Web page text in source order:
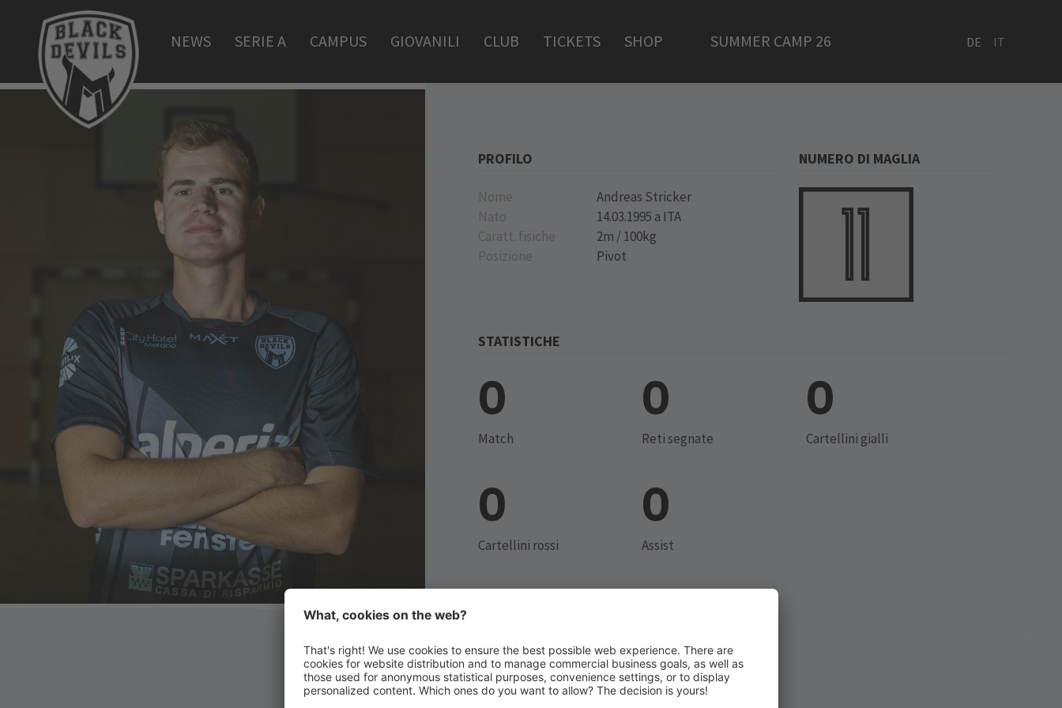
NEWS SERIE A CAMPUS GIOVANILI CLUB TICKETS SHOP SUMMER CAMP 26 DE IT
PROFILO
Nome
Andreas Stricker
Nato
14.03.1995 a ITA
Caratt. fisiche
2m / 100kg
Posizione
Pivot
NUMERO DI MAGLIA
STATISTICHE
0
Match
0
Reti segnate
0
Cartellini gialli
0
Cartellini rossi
0
Assist